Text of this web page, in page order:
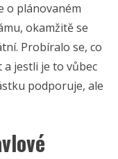
o plánovaném
okamžitě se
Probíralo se, co
jestli je to vůbec
podporuje, ale